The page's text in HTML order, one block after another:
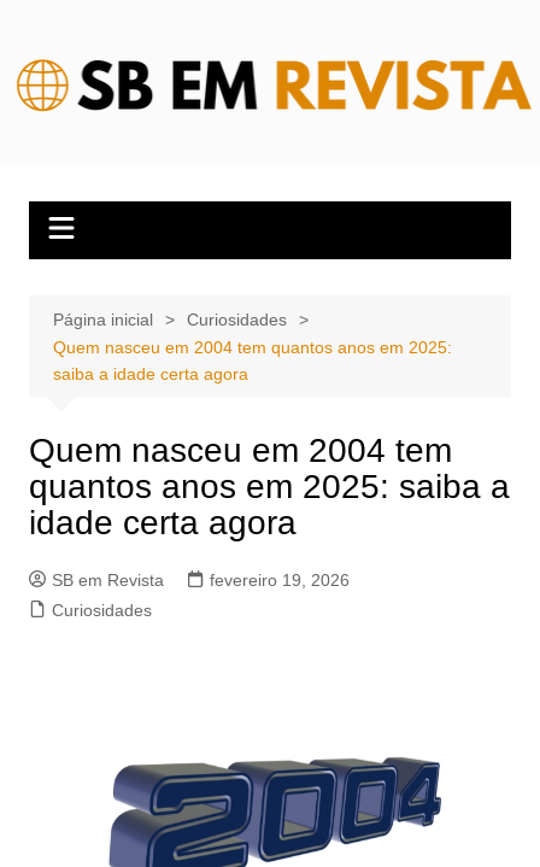
conteúdo
Página inicial
Curiosidades
Quem nasceu em 2004 tem quantos anos em 2025:
saiba a idade certa agora
Quem nasceu em 2004 tem
quantos anos em 2025: saiba a
idade certa agora
SB em Revista
fevereiro 19, 2026
Curiosidades